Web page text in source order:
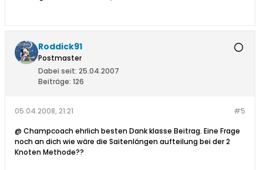
Roddick91
Postmaster
Dabei seit: 25.04.2007
Beiträge: 126
#5
05.04.2008, 21:21
@ Champcoach ehrlich besten Dank klasse Beitrag. Eine Frage
noch an dich wie wäre die Saitenlängen aufteilung bei der 2
Knoten Methode??